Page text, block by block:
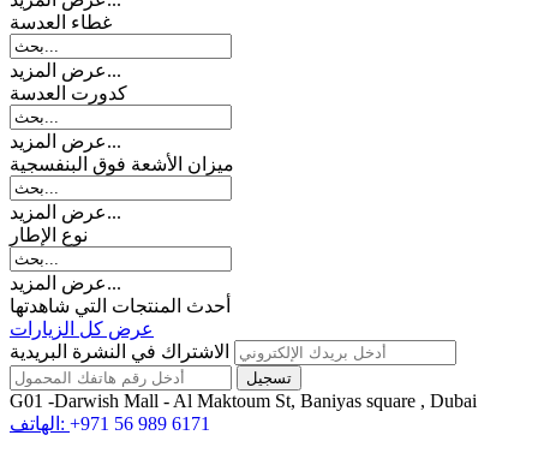
غطاء العدسة
عرض المزيد...
کدورت العدسة
عرض المزيد...
میزان الأشعة فوق البنفسجية
عرض المزيد...
نوع الإطار
عرض المزيد...
أحدث المنتجات التي شاهدتها
عرض كل الزيارات
الاشتراك في النشرة البريدية
G01 -Darwish Mall - Al Maktoum St, Baniyas square , Dubai
الهاتف: +971 56 989 6171